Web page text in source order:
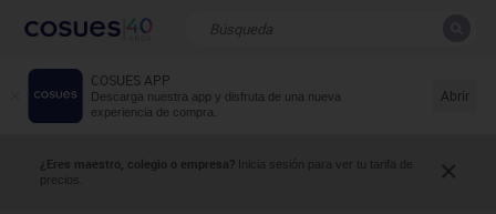
COSUES APP
Descarga nuestra app y disfruta de una nueva
experiencia de compra.
Abrir
¿Eres maestro, colegio o empresa? Inicia sesión para ver tu tarifa de
precios.
Resultados de la búsqueda